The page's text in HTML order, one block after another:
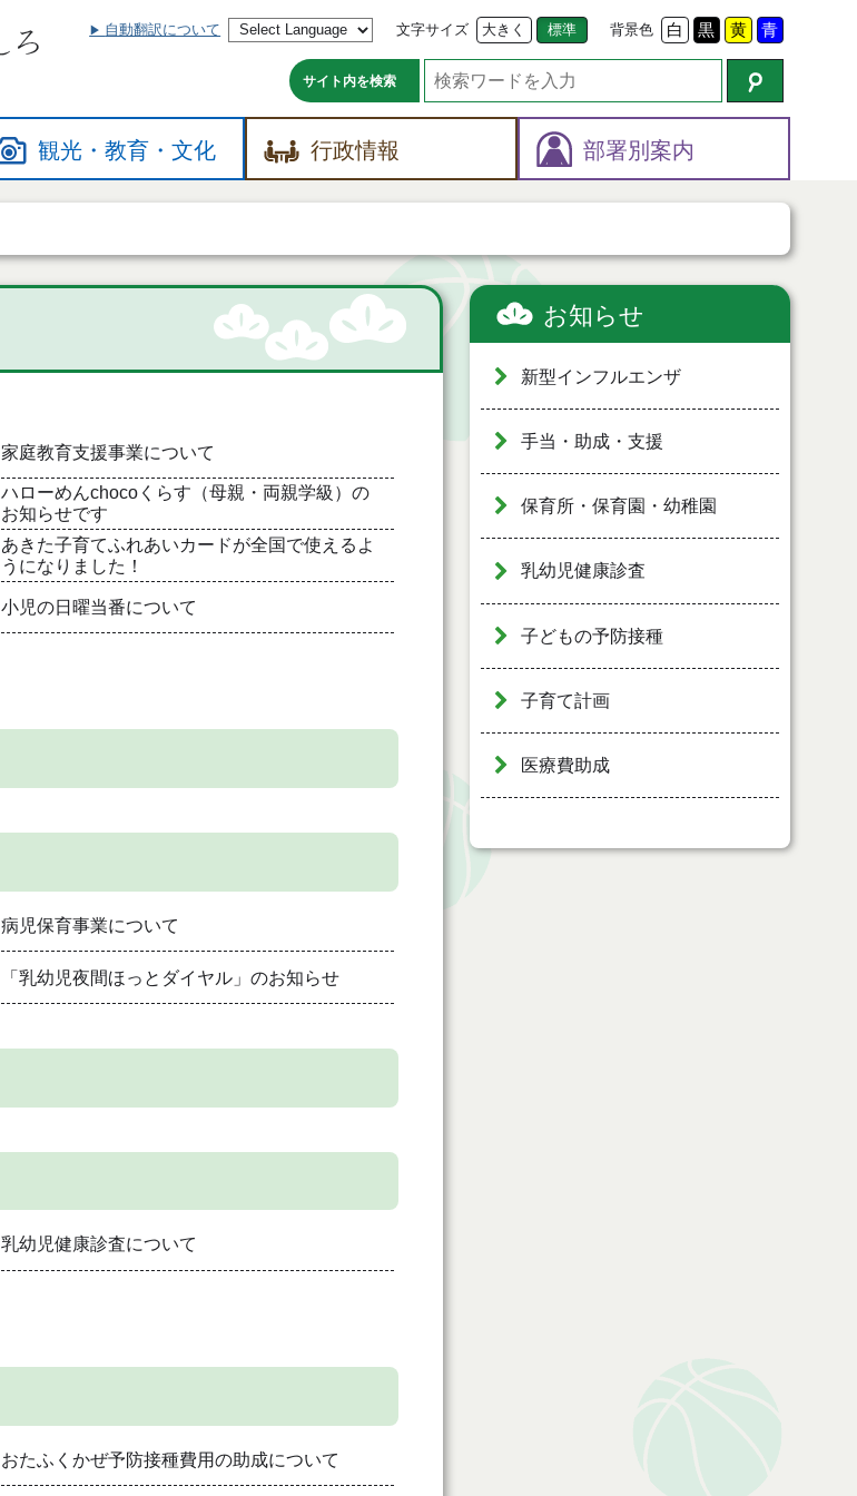
自動翻訳について 文字サイズ 大きく 標準 背景色 白 黒 黄 青
サイト内を検索
観光・教育・文化 行政情報 部署別案内
家庭教育支援事業について
ハローめんchocoくらす（母親・両親学級）の
お知らせです
あきた子育てふれあいカードが全国で使えるよ
うになりました！
小児の日曜当番について
病児保育事業について
「乳幼児夜間ほっとダイヤル」のお知らせ
乳幼児健康診査について
おたふくかぜ予防接種費用の助成について
お知らせ
新型インフルエンザ
手当・助成・支援
保育所・保育園・幼稚園
乳幼児健康診査
子どもの予防接種
子育て計画
医療費助成